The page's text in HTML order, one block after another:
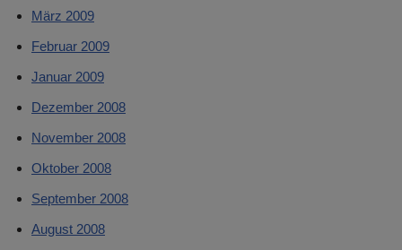
März 2009
Februar 2009
Januar 2009
Dezember 2008
November 2008
Oktober 2008
September 2008
August 2008